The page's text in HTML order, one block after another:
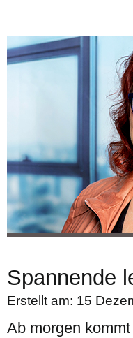
Spannende
Erstellt am: 15
Ab morgen